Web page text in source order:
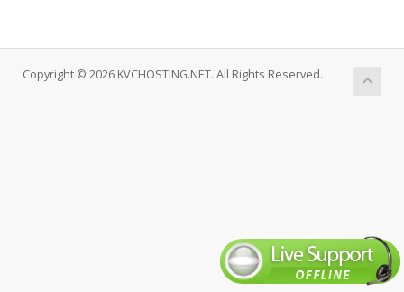
Copyright © 2026 KVCHOSTING.NET. All Rights Reserved.